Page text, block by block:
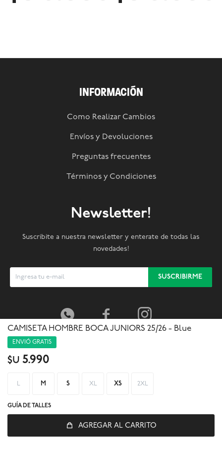
CAMISETA HOMBRE BOCA JUNIORS 25/26 - Blue
ENVIÓ GRATIS
$U 5.990
L M S XL XS 2XL
GUÍA DE TALLES
AGREGAR AL CARRITO
INFORMACIÓN
Como Realizar Cambios
Envíos y Devoluciones
Preguntas frecuentes
Términos y Condiciones
Newsletter!
Suscribite a nuestra newsletter y enterate de todas las
novedades!
SUSCRIBIRME
  